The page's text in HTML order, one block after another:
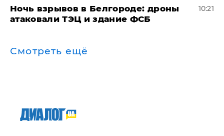
​Ночь взрывов в Белгороде: дроны
атаковали ТЭЦ и здание ФСБ
10:21
Смотреть ещё